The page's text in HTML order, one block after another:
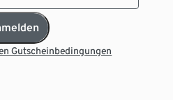
Gutscheinbedingungen